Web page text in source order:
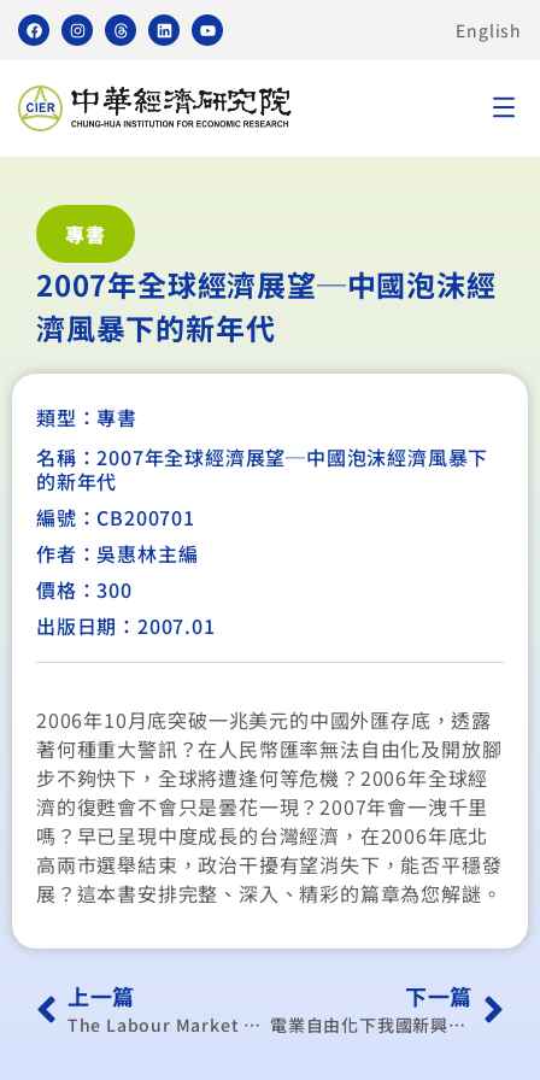
English
專書
2007年全球經濟展望─中國泡沫經
濟風暴下的新年代
類型：專書
名稱：2007年全球經濟展望─中國泡沫經濟風暴下
的新年代
編號：CB200701
作者：吳惠林主編
價格：300
出版日期：2007.01
2006年10月底突破一兆美元的中國外匯存底，透露
著何種重大警訊？在人民幣匯率無法自由化及開放腳
步不夠快下，全球將遭逢何等危機？2006年全球經
濟的復甦會不會只是曇花一現？2007年會一洩千里
嗎？早已呈現中度成長的台灣經濟，在2006年底北
高兩市選舉結束，政治干擾有望消失下，能否平穩發
展？這本書安排完整、深入、精彩的篇章為您解謎。
上一篇
The Labour Market and Economic Development of Taiwan
下一篇
電業自由化下我國新興電力負載管理之探討